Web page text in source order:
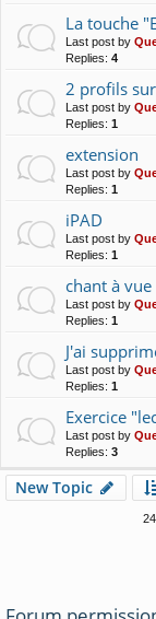
La touche
Last post by
Replies: 4
2 profils
Last post by
Replies: 1
extension
Last post by
Replies: 1
iPAD
Last post by
Replies: 1
chant à
Last post by
Replies: 1
J'ai
Last post by
Replies: 1
Exercice
Last post by
Replies: 3
New Topic